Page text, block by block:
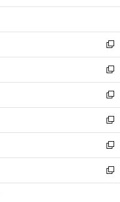
開
ウ
開
く
ン
ウ
で
開
く
ウ
ン
ド
ウ
で
開
く
新
し
い
ウ
ィ
ン
ド
ウ
で
開
く
新
し
い
ウ
ィ
ン
ド
ウ
で
開
新
し
い
ウ
ィ
ン
ド
ウ
新
し
い
ウ
ィ
ン
新
し
い
ウ
新
し